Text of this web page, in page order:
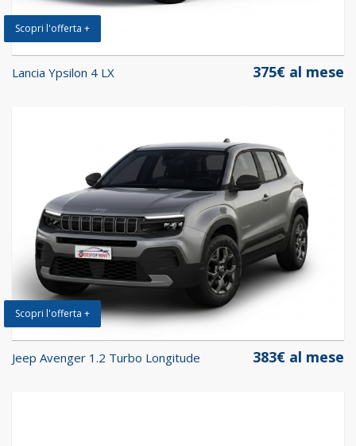
Scopri l'offerta +
Lancia Ypsilon 4 LX 375€ al mese
Scopri l'offerta +
Jeep Avenger 1.2 Turbo Longitude 383€ al mese